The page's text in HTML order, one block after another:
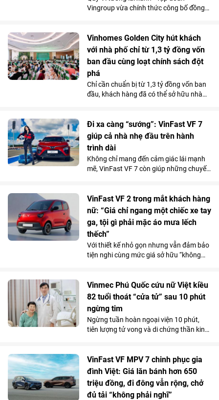
Vingroup vừa chính thức công bố đồng
Nguồn lực này sẽ được sử dụng để triển
khai hơn 30 công trình môi trường cộng
đồng tại 11 tỉnh, thành phố, góp phần cải
thiện điều kiện sống, bảo vệ môi trường
và mang lại lợi ích cho hơn 100.000
người dân trên cả nước.
Vinhomes Golden City hút khách
với nhà phố chỉ từ 1,3 tỷ đồng vốn
ban đầu cùng loạt chính sách đột
phá
Chỉ cần chuẩn bị từ 1,3 tỷ đồng vốn ban
đầu, khách hàng đã có thể sở hữu nhà
tâm cùng chính sách hỗ trợ lãi suất tốt
bậc nhất thị trường từ chủ đầu tư đang
giúp dự án thu hút người mua ở thực lẫn
nhà đầu tư tìm kiếm sản phẩm có khả
năng khai thác kinh doanh và tăng giá
lâu dài.
Đi xa càng “sướng”: VinFast VF 7
giúp cả nhà nhẹ đầu trên hành
trình dài
Không chỉ mang đến cảm giác lái mạnh
mẽ, VinFast VF 7 còn giúp những chuyến
lái trên mọi cung đường.
VinFast VF 2 trong mắt khách hàng
nữ: “Giá chỉ ngang một chiếc xe tay
ga, tội gì phải mặc áo mưa lếch
thếch”
Với thiết kế nhỏ gọn nhưng vẫn đảm bảo
tiện nghi cùng mức giá sở hữu “không
đồng phái đẹp trước ngày mở cổng chính
thức vào 15/7.
Vinmec Phú Quốc cứu nữ Việt kiều
82 tuổi thoát “cửa tử” sau 10 phút
ngừng tim
Ngừng tuần hoàn ngoại viện 10 phút,
tiên lượng tử vong và di chứng thần kinh
cuộc sống bình thường chỉ sau một tuần
điều trị tại Bệnh viện Đa khoa Vinmec
Phú Quốc.
VinFast VF MPV 7 chinh phục gia
đình Việt: Giá lăn bánh hơn 650
triệu đồng, đi đông vẫn rộng, chở
đủ tải “không phải nghĩ”